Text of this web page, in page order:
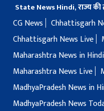
State News Hindi, राज्य की
CG News
Chhattisgarh
Chhattisgarh News Live
Maharashtra News in Hindi
Maharashtra News Live
MadhyaPradesh News in
MadhyaPradesh News